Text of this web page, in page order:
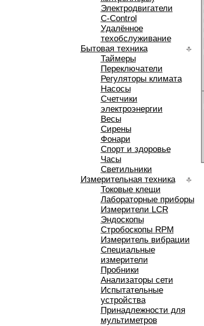
Электродвигатели
C-Control
Удалённое
техобслуживание
Бытовая техника
Таймеры
Переключатели
Регуляторы климата
Насосы
Счетчики
электроэнергии
Весы
Сирены
Фонари
Спорт и здоровье
Часы
Светильники
Измерительная техника
Токовые клещи
Лабораторные приборы
Измерители LCR
Эндоскопы
Стробоскопы RPM
Измеритель вибрации
Специальные
измерители
Пробники
Анализаторы сети
Испытательные
устройства
Принадлежности для
мультиметров